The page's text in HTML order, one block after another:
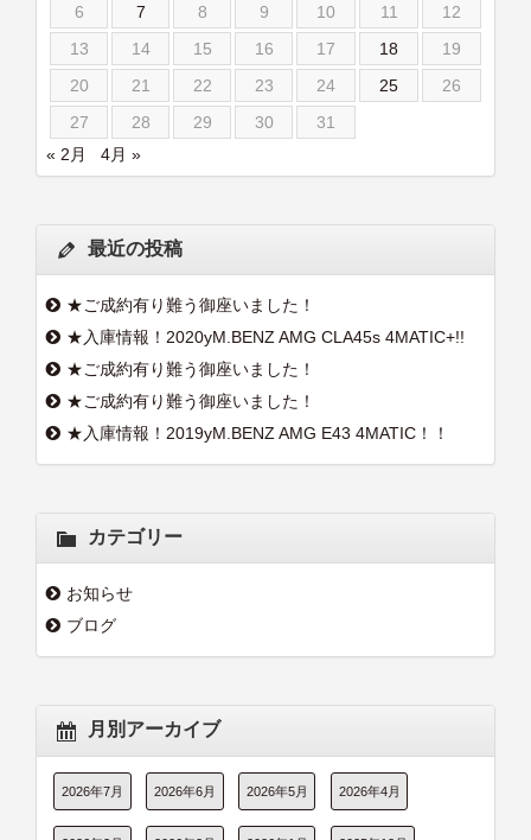
6
7 8 9 10 11
12
13
14 15 16 17 18
19
20
21 22 23 24 25
26
27
28 29 30
31
« 2月
4月 »
最近の投稿
★ご成約有り難う御座いました！
★入庫情報！2020yM.BENZ AMG CLA45s 4MATIC+!!
★ご成約有り難う御座いました！
★ご成約有り難う御座いました！
★入庫情報！2019yM.BENZ AMG E43 4MATIC！！
カテゴリー
お知らせ
ブログ
月別アーカイブ
2026年7月 2026年6月 2026年5月 2026年4月